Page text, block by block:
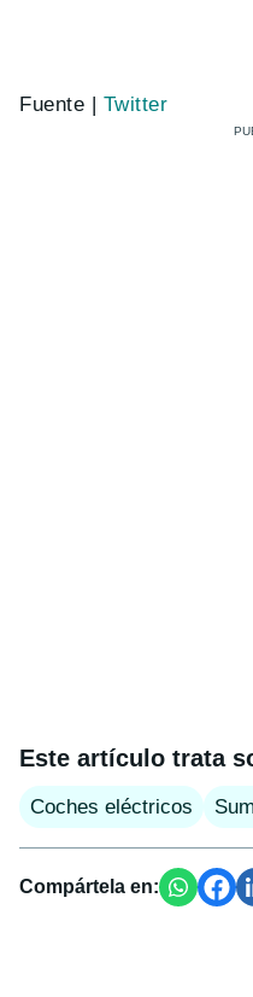
Fuente | Twitter
Este artículo trata
Coches eléctricos
Compártela en: